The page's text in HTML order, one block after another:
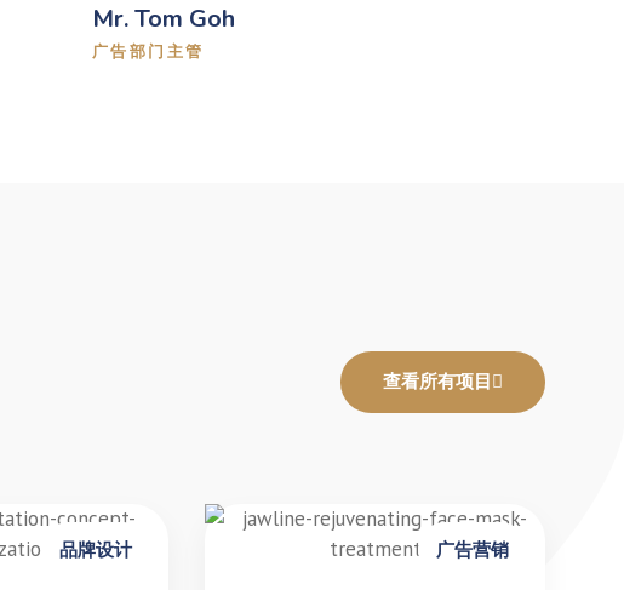
Mr. Tom Goh
广告部门主管
查看所有项目
品牌设计 广告营销